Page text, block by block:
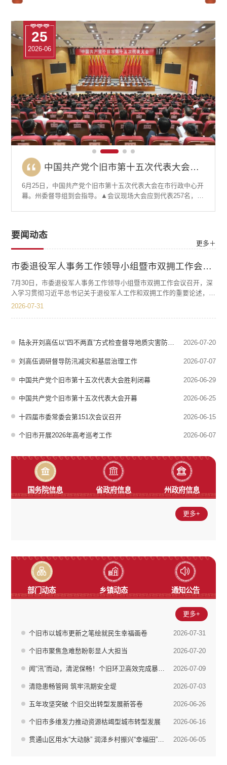
29
全市安全生产工作会议强调：筑牢安全防线 守住发展底线 全力维护社会安全稳定
5月27日，个旧市召开安全生产工作会议，会议传达学习习近平
总书记对山西长治市沁源县一煤矿瓦斯爆炸事故作出的重要指
形势总体稳定，但防范化解重大安全风险的任务依然艰巨。要
深刻汲取近期各地重特大事故教训，以“时时放心不下”的责任感
29
中国共产党个旧市第十五次代表大会胜利闭幕
6月27日上午，中国共产党个旧市第十五次代表大会圆满完成各
项议程，在市行政中心胜利闭幕。州委换届督导组到会指导。
高伍主持会议。大会表决通过了《中国共产党个旧市第十五次
代表大会关于第十四届市委报告的决议》和《中国共产党个旧
25
2026-06
中国共产党个旧市第十五次代表大会开幕
6月25日，中国共产党个旧市第十五次代表大会在市行政中心开
幕。州委督导组到会指导。▲会议现场大会应到代表257名，实
开幕。全场起立，奏唱中华人民共和国国歌。陆永开代表中国
共产党个旧市第十四届委员会作题为《向新而行 全面发力 为谱
15
十四届市委常委会第151次会议召开
6月12日，十四届市委常委会召开第151次会议，传达学习习近
平总书记给中共一大纪念馆、南湖革命纪念馆少先队红领巾讲
持续教育引导青少年当好“红孩子”。要切实用好载体，深化“红
领巾讲解员”实践活动，鼓励青少年参与讲解服务，在宣讲感悟
29
全市安全生产工作会议强调：筑牢安全防线 守住发展底线 全力维护社会安全稳定
5月27日，个旧市召开安全生产工作会议，会议传达学习习近平
总书记对山西长治市沁源县一煤矿瓦斯爆炸事故作出的重要指
形势总体稳定，但防范化解重大安全风险的任务依然艰巨。要
深刻汲取近期各地重特大事故教训，以“时时放心不下”的责任感
29
中国共产党个旧市第十五次代表大会胜利闭幕
6月27日上午，中国共产党个旧市第十五次代表大会圆满完成各
项议程，在市行政中心胜利闭幕。州委换届督导组到会指导。
高伍主持会议。大会表决通过了《中国共产党个旧市第十五次
代表大会关于第十四届市委报告的决议》和《中国共产党个旧
要闻动态
更多＋
市委退役军人事务工作领导小组暨市双拥工作会议召开
7月30日，市委退役军人事务工作领导小组暨市双拥工作会议召开，深
入学习贯彻习近平总书记关于退役军人工作和双拥工作的重要论述，传
达省州有关会议精神，听取全市退役军人工作、双拥工作情况汇报，审
落实党中央决策部署和省州市党...
2026-07-31
陆永开刘高伍以“四不两直”方式检查督导地质灾害防治和防汛减灾工作 2026-07-20
刘高伍调研督导防汛减灾和基层治理工作 2026-07-07
中国共产党个旧市第十五次代表大会胜利闭幕 2026-06-29
中国共产党个旧市第十五次代表大会开幕 2026-06-25
十四届市委常委会第151次会议召开 2026-06-15
个旧市开展2026年高考巡考工作 2026-06-07
国务院信息 省政府信息 州政府信息
更多+
部门动态 乡镇动态 通知公告
个旧市以城市更新之笔绘就民生幸福画卷 2026-07-31
个旧市聚焦急难愁盼彰显人大担当 2026-07-20
闻“汛”而动，清泥保畅！个旧环卫高效完成暴雨后清淤 2026-07-09
清隐患畅管网 筑牢汛期安全堤 2026-07-03
五年攻坚突破 个旧交出转型发展新答卷 2026-06-26
个旧市多维发力推动资源枯竭型城市转型发展 2026-06-16
贯通山区用水“大动脉” 润泽乡村振兴“幸福田” 个旧市南部片区城乡供水项目圆满竣工通水 2026-06-05
更多+